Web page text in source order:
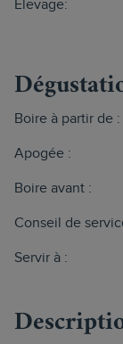
Elevage:
Boire à partir de :
Apogée :
Boire avant :
Conseil de
Servir à :